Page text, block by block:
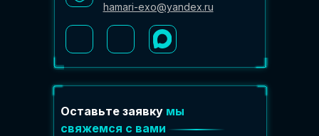
Оставьте заявку мы
свяжемся с вами
hamari-exo@yandex.ru